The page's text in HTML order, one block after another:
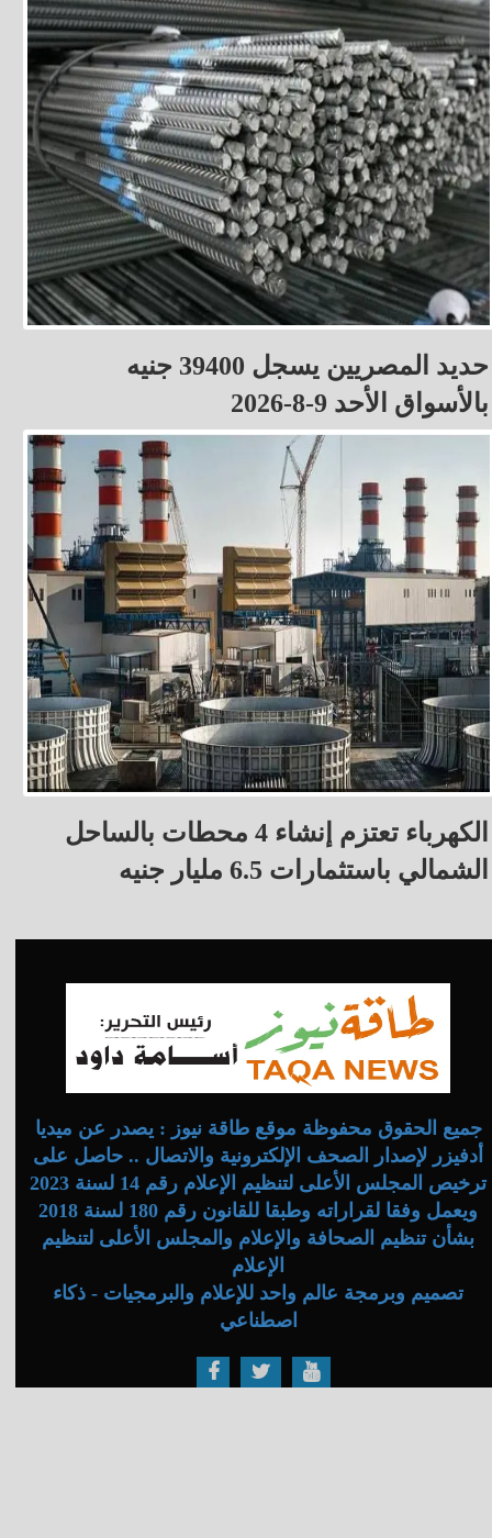
حديد المصريين يسجل 39400 جنيه
بالأسواق الأحد 9-8-2026
الكهرباء تعتزم إنشاء 4 محطات بالساحل
الشمالي باستثمارات 6.5 مليار جنيه
جميع الحقوق محفوظة موقع طاقة نيوز : يصدر عن ميديا
أدفيزر لإصدار الصحف الإلكترونية والاتصال .. حاصل على
ترخيص المجلس الأعلى لتنظيم الإعلام رقم 14 لسنة 2023
ويعمل وفقا لقراراته وطبقا للقانون رقم 180 لسنة 2018
بشأن تنظيم الصحافة والإعلام والمجلس الأعلى لتنظيم
الإعلام
تصميم وبرمجة عالم واحد للإعلام والبرمجيات - ذكاء
اصطناعي